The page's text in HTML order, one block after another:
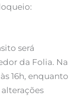
será
da Folia. Na
16h, enquanto